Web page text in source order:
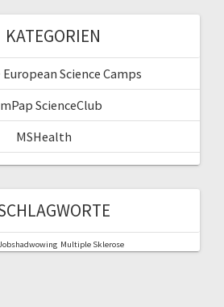
KATEGORIEN
Science Camps
ScienceClub
MSHealth
Multiple Sklerose